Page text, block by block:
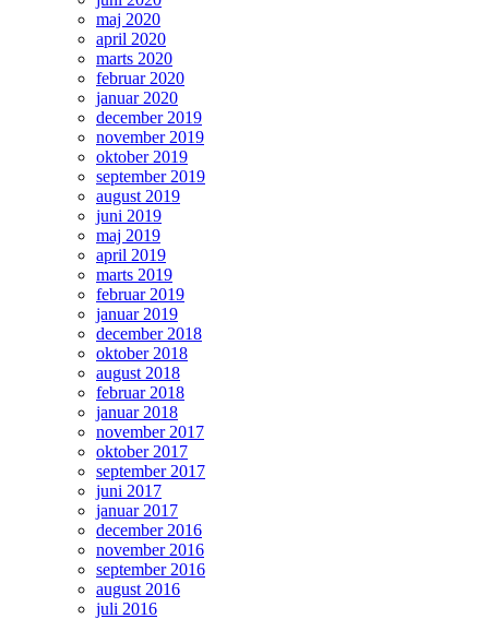
maj 2020
april 2020
marts 2020
februar 2020
januar 2020
december 2019
november 2019
oktober 2019
september 2019
august 2019
juni 2019
maj 2019
april 2019
marts 2019
februar 2019
januar 2019
december 2018
oktober 2018
august 2018
februar 2018
januar 2018
november 2017
oktober 2017
september 2017
juni 2017
januar 2017
december 2016
november 2016
september 2016
august 2016
juli 2016